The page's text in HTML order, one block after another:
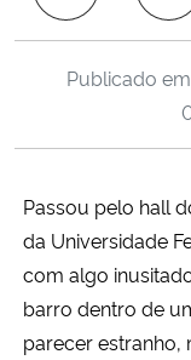
Ministério de Minas e Energia
Ministério da Ciência,
Ministério do Meio
Ministério do Turismo
Ministério do
Controladoria-Geral da
Publicado em
Passou pelo hall
da Universidade
com algo
barro dentro de
parecer estranho,